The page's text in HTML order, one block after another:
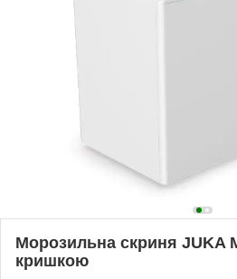
Морозильна скриня JUKA
кришкою